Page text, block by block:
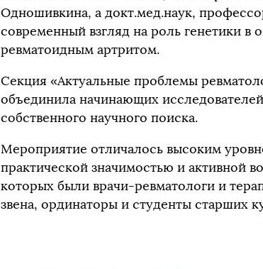
Одношивкина, а докт.мед.наук,
современный взгляд на роль генетики в
ревматоидным артритом.
Секция «Актуальные проблемы
объединила начинающих
собственного научного поиска.
Мероприятие отличалось высоким
практической значимостью и активной
которых были врачи-ревматологи и
звена, ординаторы и студенты старших